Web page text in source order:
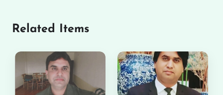
Related Items